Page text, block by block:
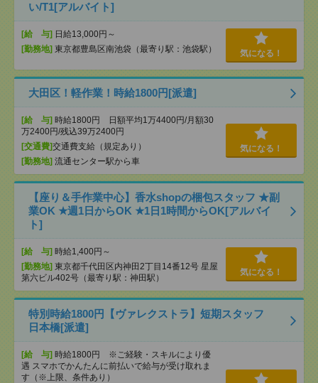
い/T1[アルバイト]
[給 与] 日給13,000円～
[勤務地] 東京都豊島区南池袋（最寄り駅：池袋駅） 気になる！
大田区！軽作業！時給1800円[派遣]
[給 与] 時給1800円 日額平均1万4400円/月額30
万2400円/残込39万2400円
[交通費]交通費支給（規定あり）
[勤務地] 流通センター駅から車
気になる！
【座り＆手作業中心】香水shopの梱包スタッフ ★副
業OK ★週1日からOK ★1日1時間からOK[アルバイ
ト]
[給 与] 時給1,400円～
[勤務地] 東京都千代田区内神田2丁目14番12号 星屋
第六ビル402号（最寄り駅：神田駅）
気になる！
特別時給1800円【ヴァレクストラ】短期スタッフ
日本橋[派遣]
[給 与] 時給1800円 ※ご経験・スキルにより優
遇 スマホでかんたんに前払いで給与が受け取れま
す（※上限、条件あり）